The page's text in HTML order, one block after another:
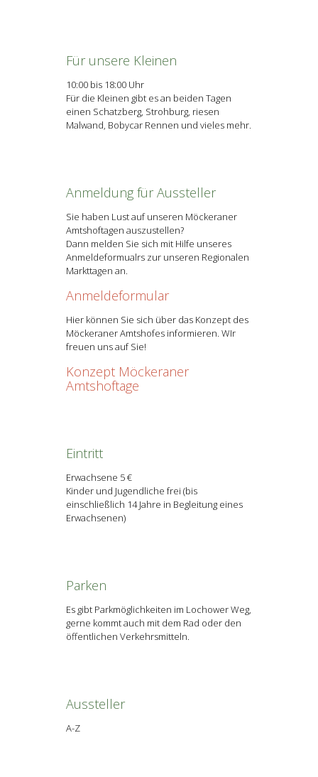
Für unsere Kleinen
10:00 bis 18:00 Uhr
Für die Kleinen gibt es an beiden Tagen
einen Schatzberg, Strohburg, riesen
Malwand, Bobycar Rennen und vieles mehr.
Anmeldung für Aussteller
Sie haben Lust auf unseren Möckeraner
Amtshoftagen auszustellen?
Dann melden Sie sich mit Hilfe unseres
Anmeldeformualrs zur unseren Regionalen
Markttagen an.
Anmeldeformular
Hier können Sie sich über das Konzept des
Möckeraner Amtshofes informieren. WIr
freuen uns auf Sie!
Konzept Möckeraner
Amtshoftage
Eintritt
Erwachsene 5 €
Kinder und Jugendliche frei (bis
einschließlich 14 Jahre in Begleitung eines
Erwachsenen)
Parken
Es gibt Parkmöglichkeiten im Lochower Weg,
gerne kommt auch mit dem Rad oder den
öffentlichen Verkehrsmitteln.
Aussteller
A-Z